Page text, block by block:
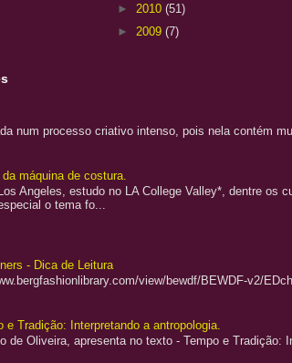
► 2010 (51)
► 2009 (7)
num processo criativo intenso, pois nela contém
máquina de costura.
Angeles, estudo no LA College Valley*, dentre os
o tema fo...
- Dica de Leitura
view/bewdf/BEWDF-v2/
e Tradição: Interpretando a antropologia.
de Oliveira, apresenta no texto - Tempo e Tradição: